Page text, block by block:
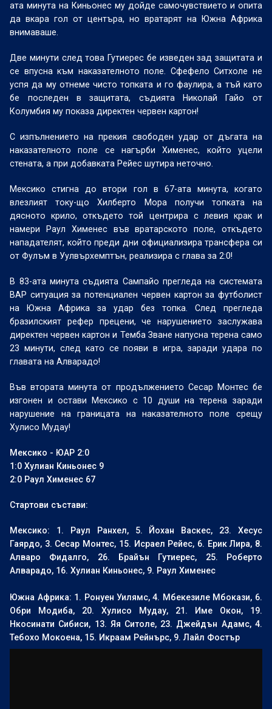
ата минута на Киньонес му дойде самочувствието и опита
да вкара гол от центъра, но вратарят на Южна Африка
внимаваше.
Две минути след това Гутиерес бе изведен зад защитата и
се впусна към наказателното поле. Сфефело Ситхоле не
успя да му отнеме чисто топката и го фаулира, а тъй като
бе последен в защитата, съдията Николай Гайо от
Колумбия му показа директен червен картон!
С изпълнението на прекия свободен удар от дъгата на
наказателното поле се нагърби Хименес, който уцели
стената, а при добавката Рейес шутира неточно.
Мексико стигна до втори гол в 67-ата минута, когато
влезлият току-що Хилберто Мора получи топката на
дясното крило, откъдето той центрира с левия крак и
намери Раул Хименес във вратарското поле, откъдето
нападателят, който преди дни официализира трансфера си
от Фулъм в Уулвърхемптън, реализира с глава за 2:0!
В 83-ата минута съдията Сампайо прегледа на системата
ВАР ситуация за потенциален червен картон за футболист
на Южна Африка за удар без топка. След прегледа
бразилският рефер прецени, че нарушението заслужава
директен червен картон и Темба Зване напусна терена само
23 минути, след като се появи в игра, заради удара по
главата на Алварадо!
Във втората минута от продължението Сесар Монтес бе
изгонен и остави Мексико с 10 души на терена заради
нарушение на границата на наказателното поле срещу
Хулисо Мудау!
Мексико - ЮАР 2:0
1:0 Хулиан Киньонес 9
2:0 Раул Хименес 67
Стартови състави:
Мексико: 1. Раул Ранхел, 5. Йохан Васкес, 23. Хесус
Гаярдо, 3. Сесар Монтес, 15. Исраел Рейес, 6. Ерик Лира, 8.
Алваро Фидалго, 26. Брайън Гутиерес, 25. Роберто
Алварадо, 16. Хулиан Киньонес, 9. Раул Хименес
Южна Африка: 1. Ронуен Уилямс, 4. Мбекезиле Мбокази, 6.
Обри Модиба, 20. Хулисо Мудау, 21. Име Окон, 19.
Нкосинати Сибиси, 13. Яя Ситоле, 23. Джейдън Адамс, 4.
Тебохо Мокоена, 15. Икраам Рейнърс, 9. Лайл Фостър